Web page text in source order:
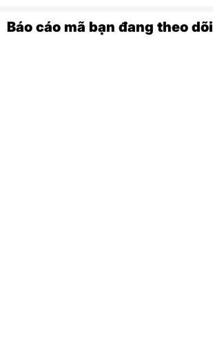
Báo cáo mã bạn đang theo dõi